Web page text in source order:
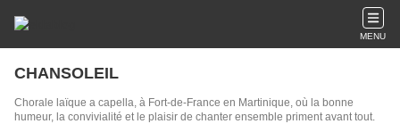
MENU
CHANSOLEIL
Chorale laïque a capella, à Fort-de-France en Martinique, où la bonne
humeur, la convivialité et le plaisir de chanter ensemble priment avant tout.